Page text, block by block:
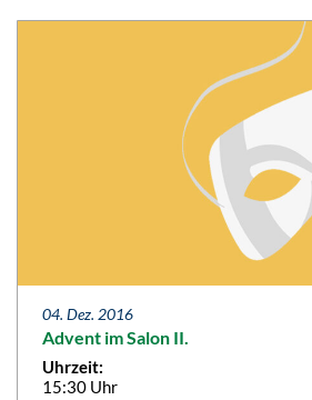
04. Dez. 2016
Advent im Salon II.
Uhrzeit:
15:30 Uhr